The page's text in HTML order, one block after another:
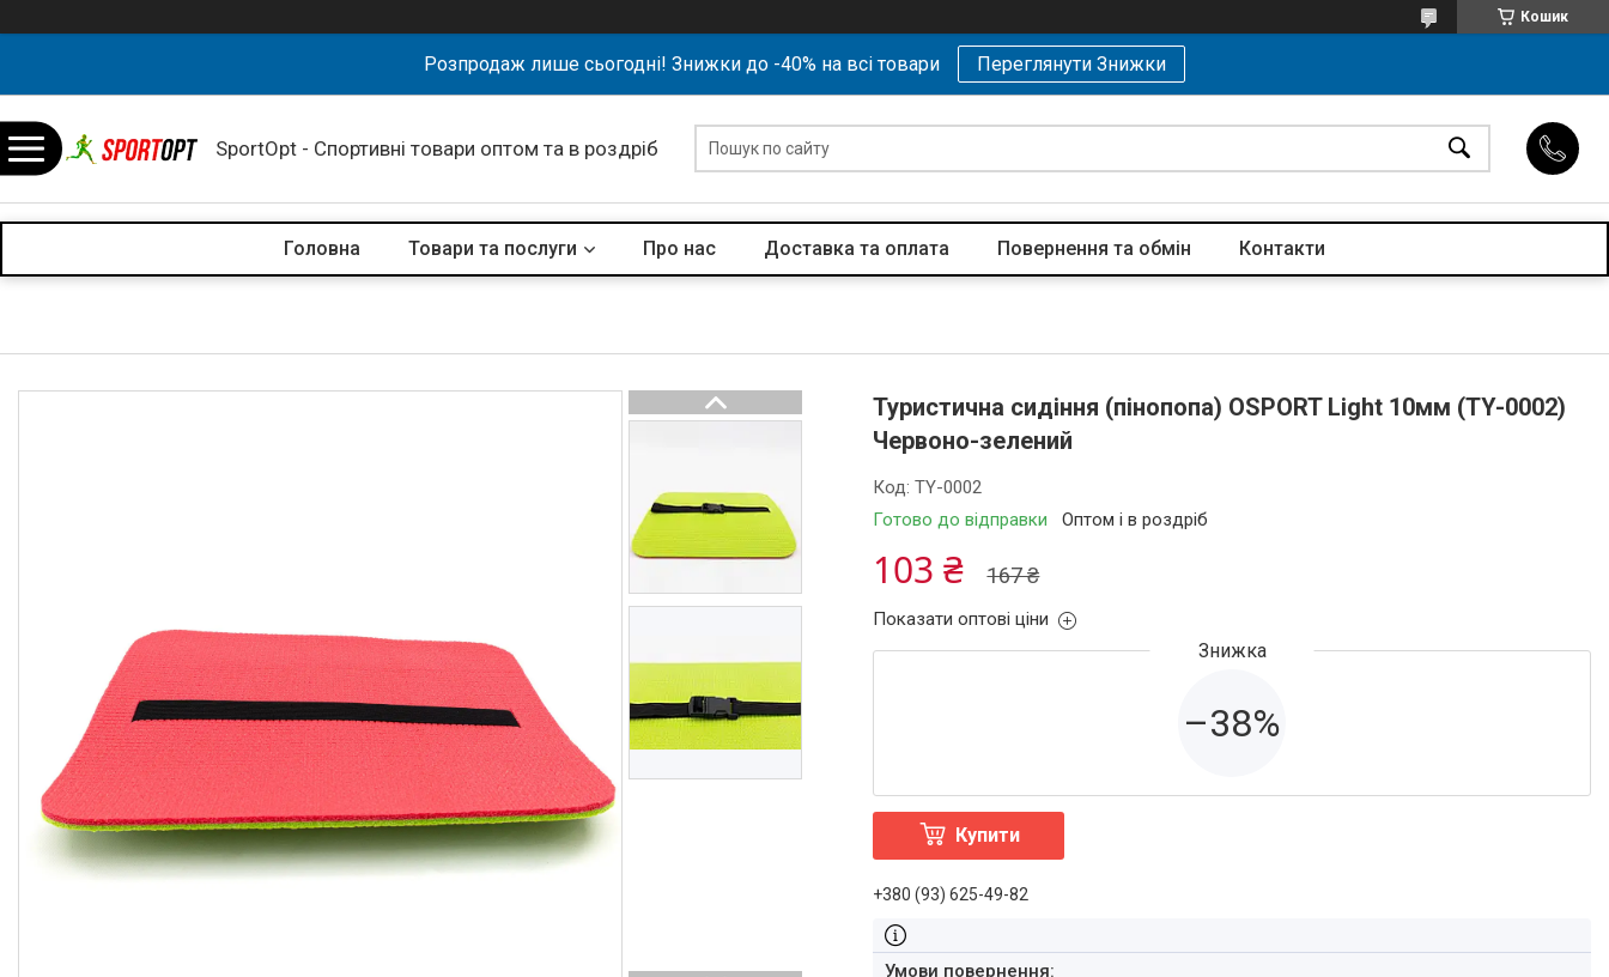
Кошик
Розпродаж лише сьогодні! Знижки до -40% на всі товари Переглянути Знижки
SportOpt - Спортивні товари оптом та в роздріб
Головна Товари та послуги Про нас Доставка та оплата Повернення та обмін Контакти
Туристична сидіння (пінопопа) OSPORT Light 10мм (TY-0002)
Червоно-зелений
Готово до відправки Оптом і в роздріб
Код:TY-0002
167 ₴
103 ₴
Показати оптові ціни
–38%
Купити
+380 (93) 625-49-82